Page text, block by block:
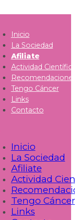
Inicio
La Sociedad
Afiliate
Actividad
Tengo Cáncer
Links
Contacto
Inicio
La Sociedad
Afiliate
Actividad
Tengo Cáncer
Links